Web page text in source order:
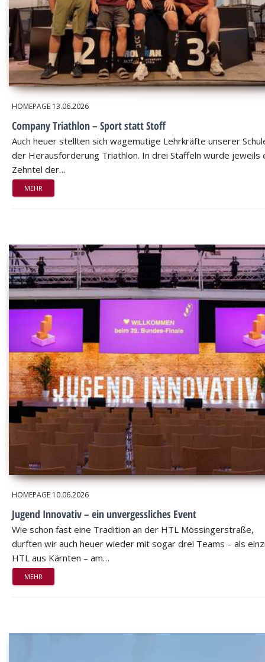
HOMEPAGE 13.06.2026
Company Triathlon – Sport statt Stoff
Auch heuer stellten sich wagemutige Lehrkräfte unserer
der Herausforderung Triathlon. In drei Staffeln wurde jeweils
Zehntel der…
MEHR
HOMEPAGE 10.06.2026
Jugend Innovativ – ein unvergessliches Event
Wie schon fast eine Tradition an der HTL Mössingerstraße,
durften wir auch heuer wieder mit sogar drei Teams – als
HTL aus Kärnten – am…
MEHR